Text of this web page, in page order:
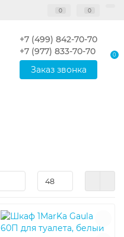
0 0
+7 (499) 842-70-70
+7 (977) 833-70-70
Заказ звонка
0